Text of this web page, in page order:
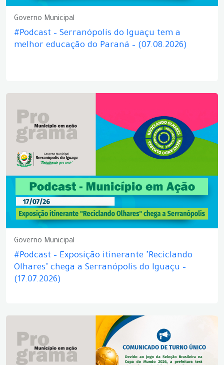
Governo Municipal
#Podcast – Serranópolis do Iguaçu tem a
melhor educação do Paraná – (07.08.2026)
Governo Municipal
#Podcast – Exposição itinerante "Reciclando
Olhares" chega a Serranópolis do Iguaçu –
(17.07.2026)